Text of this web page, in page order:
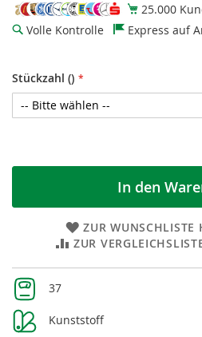
25.000
Volle Kontrolle
Express auf
Stückzahl ()
In den
ZUR WUNSCHLISTE
ZUR
Weitere
Informationen
37
Kunststoff